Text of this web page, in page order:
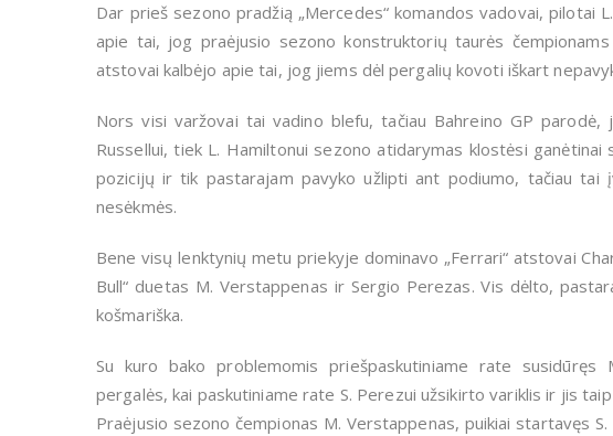
Dar prieš sezono pradžią „Mercedes“ komandos vadovai, pilotai
apie tai, jog praėjusio sezono konstruktorių taurės
atstovai kalbėjo apie tai, jog jiems dėl pergalių kovoti iškart
Nors visi varžovai tai vadino blefu, tačiau Bahreino GP
Russellui, tiek L. Hamiltonui sezono atidarymas klostėsi ganėtinai
pozicijų ir tik pastarajam pavyko užlipti ant podiumo, tačiau tai
nesėkmės.
Bene visų lenktynių metu priekyje dominavo „Ferrari“ atstovai
Bull“ duetas M. Verstappenas ir Sergio Perezas. Vis dėlto,
košmariška.
Su kuro bako problemomis priešpaskutiniame rate
pergalės, kai paskutiniame rate S. Perezui užsikirto variklis ir jis
Praėjusio sezono čempionas M. Verstappenas, puikiai startavęs